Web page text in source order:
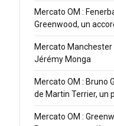
Mercato OM :
Greenwood, un
Mercato
Jérémy Monga
Mercato OM : Bruno
de Martin Terrier, un
Mercato OM :